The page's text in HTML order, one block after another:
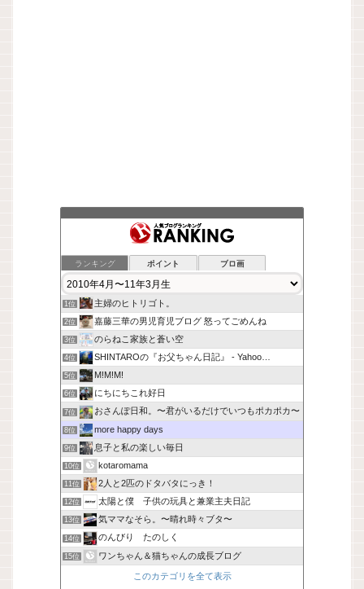
ランキング ポイント ブロ画
1位 主婦のヒトリゴト。
2位 嘉藤三華の男児育児ブログ 怒ってごめんね
3位 のらねこ家族と蒼い空
4位 SHINTAROの『お父ちゃん日記』 - Yahoo…
5位 M!M!M!
6位 にちにちこれ好日
7位 おさんぽ日和。〜君がいるだけでいつもポカポカ〜
8位 more happy days
9位 息子と私の楽しい毎日
10位 kotaromama
11位 2人と2匹のドタバタにっき！
12位 太陽と僕 子供の玩具と兼業主夫日記
13位 気ママなそら。〜晴れ時々ブタ〜
14位 のんびり たのしく
15位 ワンちゃん＆猫ちゃんの成長ブログ
このカテゴリを全て表示